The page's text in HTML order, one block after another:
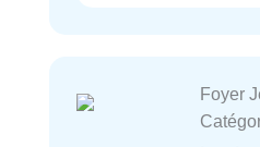
Foyer